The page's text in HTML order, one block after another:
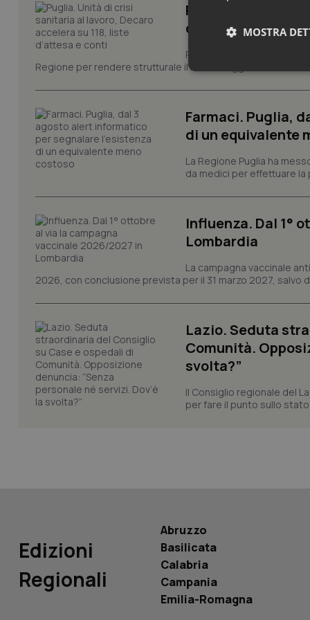
Puglia. Unità di
d’attesa e conti
Prima riunione, ieri in
Regione per rendere strutturale il monitoraggio e il
Farmaci. Puglia,
di un equivalente
La Regione Puglia ha
da medici per effettuare la
Influenza. Dal 1°
Lombardia
La campagna vaccinale
2026, con conclusione prevista per il 31 marzo 2027, salvo
Lazio. Seduta
Comunità.
svolta?”
Il Consiglio regionale del
per fare il punto sullo
Edizioni
Regionali
Abruzzo
Basilicata
Calabria
Campania
Emilia-Romagna
MOSTRA
I cookie necessari
Nome